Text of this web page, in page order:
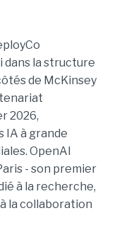
dans la structure
de McKinsey
2026,
IA à grande
OpenAI
- son premier
à la recherche,
la collaboration